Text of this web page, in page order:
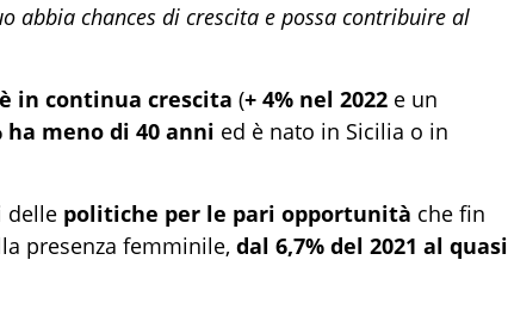
abbia chances di crescita e possa contribuire al
è in continua crescita (+ 4% nel 2022 e un
ha meno di 40 anni ed è nato in Sicilia o in
delle politiche per le pari opportunità che fin
presenza femminile, dal 6,7% del 2021 al quasi